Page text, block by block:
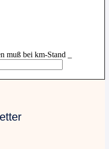
muß bei km-Stand _